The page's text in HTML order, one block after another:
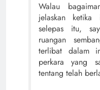
Walau
jelaskan
selepas itu,
ruangan
terlibat dalam
perkara yang
tentang telah